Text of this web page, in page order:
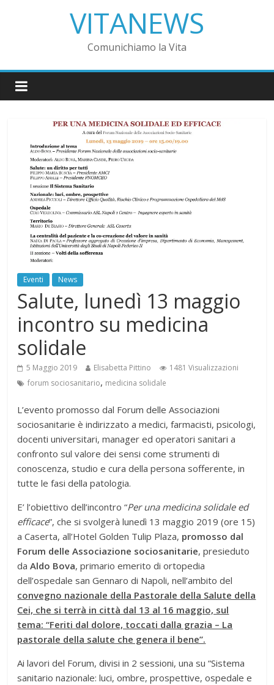
VITANEWS
Comunichiamo la Vita
Eventi News
Salute, lunedì 13 maggio
incontro su medicina
solidale
5 Maggio 2019 Elisabetta Pittino
1481 Visualizzazioni
forum sociosanitario, medicina solidale
L’evento promosso dal Forum delle Associazioni
sociosanitarie è indirizzato a medici, farmacisti, psicologi,
docenti universitari, manager ed operatori sanitari a
confronto sul valore dei sensi come strumenti di
conoscenza, studio e cura della persona sofferente, in
tutte le fasi della patologia.
E’ l’obiettivo dell’incontro “Per una medicina solidale ed
efficace”, che si svolgerà lunedì 13 maggio 2019 (ore 15)
a Caserta, all’Hotel Golden Tulip Plaza, promosso dal
Forum delle Associazione sociosanitarie, presieduto
daAldo Bova, primario emerito di ortopedia
dell’ospedale san Gennaro di Napoli, nell’ambito del
convegno nazionale della Pastorale della Salute della
Cei, che si terrà in città dal 13 al 16 maggio, sul
tema: “Feriti dal dolore, toccati dalla grazia – La
pastorale della salute che genera il bene”.
Ai lavori del Forum, divisi in 2 sessioni, una su “Sistema
sanitario nazionale: luci, ombre, prospettive, ospedale e